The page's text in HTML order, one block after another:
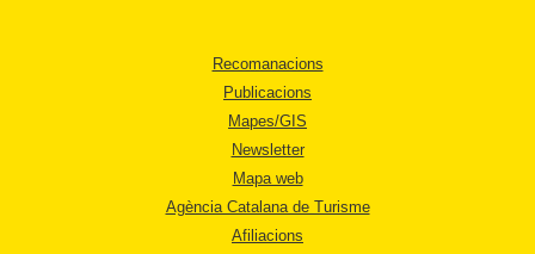
Recomanacions
Publicacions
Mapes/GIS
Newsletter
Mapa web
Agència Catalana de Turisme
Afiliacions